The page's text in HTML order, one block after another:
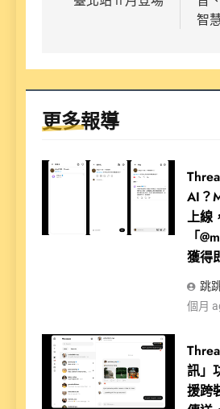
智
更多報導
AI？
上線
「
獲得
跳
個月
訊」
援跨